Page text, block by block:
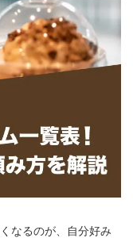
なるのが、自分好み